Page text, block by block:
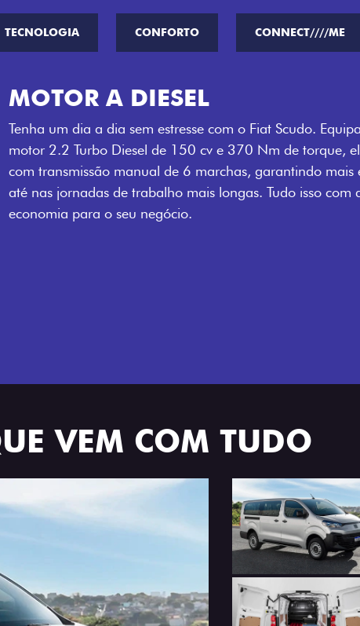
TECNOLOGIA CONFORTO CONNECT////ME
MOTOR A DIESEL
Tenha um dia a dia sem estresse com o Fiat Scudo.
motor 2.2 Turbo Diesel de 150 cv e 370 Nm de torque,
com transmissão manual de 6 marchas, garantindo mais
até nas jornadas de trabalho mais longas. Tudo isso com
economia para o seu negócio.
VEM COM TUDO